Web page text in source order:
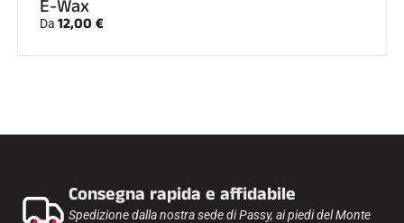
E-Wax
Da 12,00 €
Consegna rapida e affidabile
Spedizione dalla nostra sede di Passy, ai piedi del Monte